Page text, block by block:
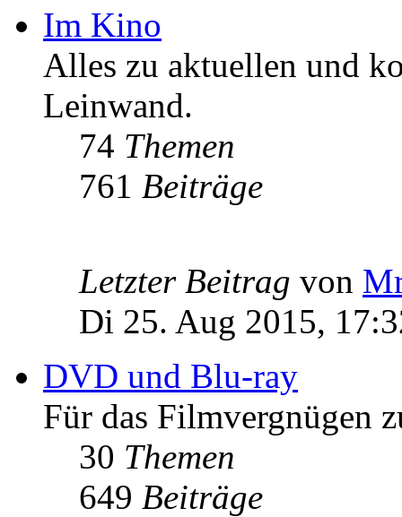
Im Kino
Alles zu aktuellen und
Leinwand.
74 Themen
761 Beiträge
Letzter Beitrag von
Di 25. Aug 2015,
DVD und Blu-ray
Für das Filmvergnügen
30 Themen
649 Beiträge